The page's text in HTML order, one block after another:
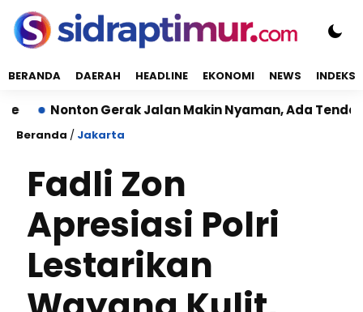
BERANDA DAERAH HEADLINE EKONOMI NEWS INDEKS
Nonton Gerak Jalan Makin Nyaman, Ada Tenda dan
Beranda / Jakarta
Fadli Zon
Apresiasi Polri
Lestarikan